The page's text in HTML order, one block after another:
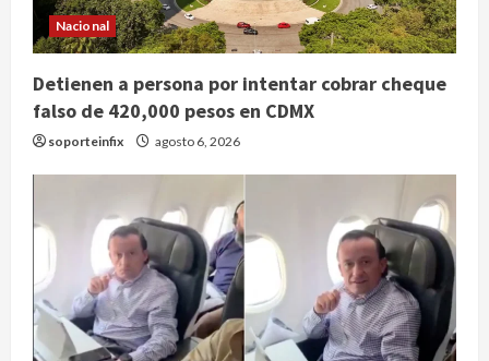
Nacional
Detienen a persona por intentar cobrar cheque
falso de 420,000 pesos en CDMX
soporteinfix agosto 6, 2026
Publican artículo sobre adaptar la